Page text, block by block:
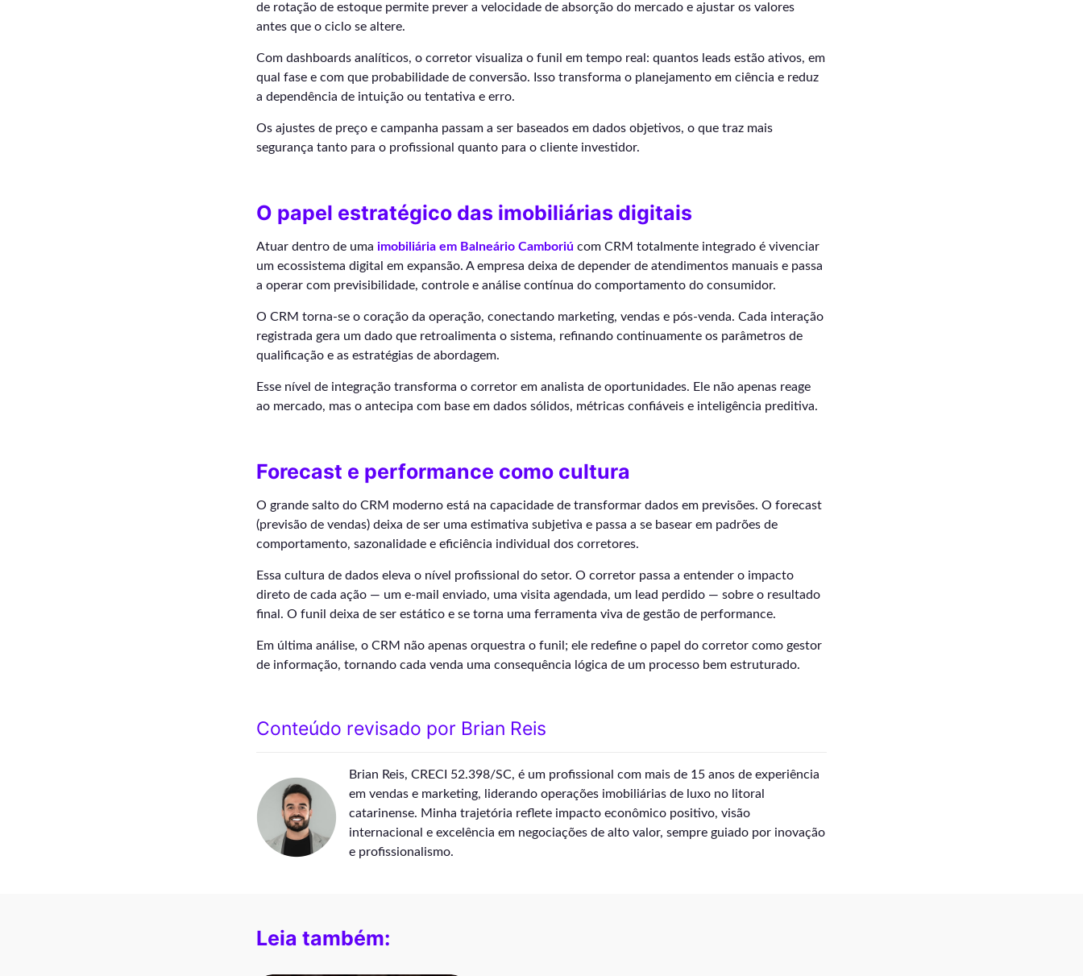
de rotação de estoque permite prever a velocidade de absorção do mercado e ajustar os valores
antes que o ciclo se altere.
Com dashboards analíticos, o corretor visualiza o funil em tempo real: quantos leads estão ativos, em
qual fase e com que probabilidade de conversão. Isso transforma o planejamento em ciência e reduz
a dependência de intuição ou tentativa e erro.
Os ajustes de preço e campanha passam a ser baseados em dados objetivos, o que traz mais
segurança tanto para o profissional quanto para o cliente investidor.
O papel estratégico das imobiliárias digitais
Atuar dentro de uma imobiliária em Balneário Camboriú com CRM totalmente integrado é vivenciar
um ecossistema digital em expansão. A empresa deixa de depender de atendimentos manuais e passa
a operar com previsibilidade, controle e análise contínua do comportamento do consumidor.
O CRM torna-se o coração da operação, conectando marketing, vendas e pós-venda. Cada interação
registrada gera um dado que retroalimenta o sistema, refinando continuamente os parâmetros de
qualificação e as estratégias de abordagem.
Esse nível de integração transforma o corretor em analista de oportunidades. Ele não apenas reage
ao mercado, mas o antecipa com base em dados sólidos, métricas confiáveis e inteligência preditiva.
Forecast e performance como cultura
O grande salto do CRM moderno está na capacidade de transformar dados em previsões. O forecast
(previsão de vendas) deixa de ser uma estimativa subjetiva e passa a se basear em padrões de
comportamento, sazonalidade e eficiência individual dos corretores.
Essa cultura de dados eleva o nível profissional do setor. O corretor passa a entender o impacto
direto de cada ação — um e-mail enviado, uma visita agendada, um lead perdido — sobre o resultado
final. O funil deixa de ser estático e se torna uma ferramenta viva de gestão de performance.
Em última análise, o CRM não apenas orquestra o funil; ele redefine o papel do corretor como gestor
de informação, tornando cada venda uma consequência lógica de um processo bem estruturado.
Conteúdo revisado por Brian Reis
Brian Reis, CRECI 52.398/SC, é um profissional com mais de 15 anos de experiência
em vendas e marketing, liderando operações imobiliárias de luxo no litoral
catarinense. Minha trajetória reflete impacto econômico positivo, visão
internacional e excelência em negociações de alto valor, sempre guiado por inovação
e profissionalismo.
Leia também: